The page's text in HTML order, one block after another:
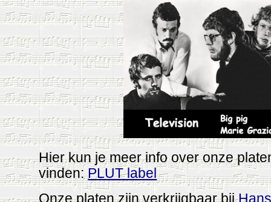
Hier kun je meer info over onze
vinden:PLUT label
Onze platen zijn verkrijgbaar bij